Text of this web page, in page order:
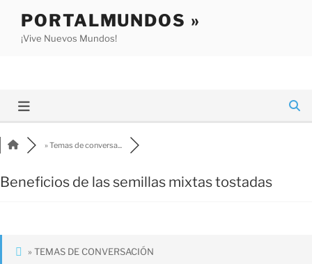
contenido
PORTALMUNDOS »
¡Vive Nuevos Mundos!
» Temas de conversa...
Beneficios de las semillas mixtas tostadas
» TEMAS DE CONVERSACIÓN